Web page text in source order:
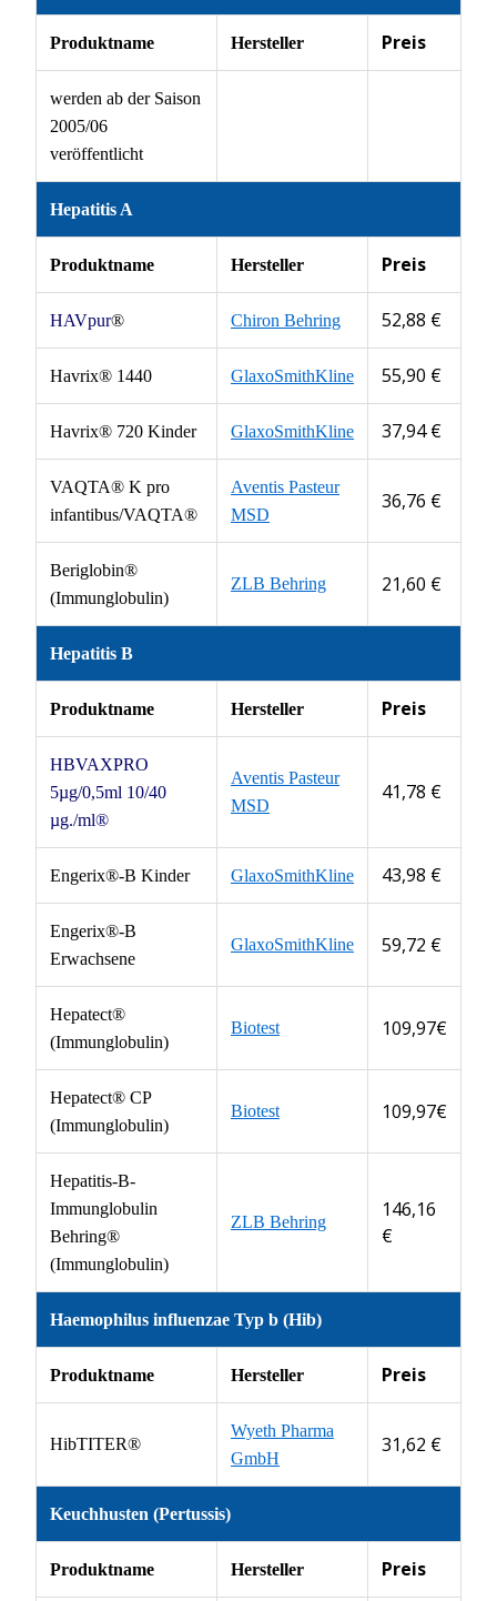
Produktname Hersteller Preis
werden ab der Saison
2005/06
veröffentlicht
Hepatitis A
Produktname Hersteller Preis
HAVpur® Chiron Behring 52,88 €
Havrix® 1440 GlaxoSmithKline 55,90 €
Havrix® 720 Kinder GlaxoSmithKline 37,94 €
VAQTA® K pro
infantibus/VAQTA®
Aventis Pasteur
MSD
36,76 €
Beriglobin®
(Immunglobulin)
ZLB Behring 21,60 €
Hepatitis B
Produktname Hersteller Preis
HBVAXPRO
5µg/0,5ml 10/40
µg./ml®
Aventis Pasteur
MSD
41,78 €
Engerix®-B Kinder GlaxoSmithKline 43,98 €
Engerix®-B
Erwachsene
GlaxoSmithKline 59,72 €
Hepatect®
(Immunglobulin)
Biotest 109,97€
Hepatect® CP
(Immunglobulin)
Biotest 109,97€
Hepatitis-B-
Immunglobulin
Behring®
(Immunglobulin)
ZLB Behring
146,16
€
Haemophilus influenzae Typ b (Hib)
Produktname Hersteller Preis
HibTITER®
Wyeth Pharma
GmbH
31,62 €
Keuchhusten (Pertussis)
Produktname Hersteller Preis